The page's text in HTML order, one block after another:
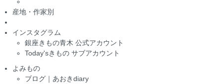
産地・作家別
インスタグラム
銀座きもの青木 公式アカウント
Today'sきもの サブアカウント
よみもの
ブログ｜あおきdiary